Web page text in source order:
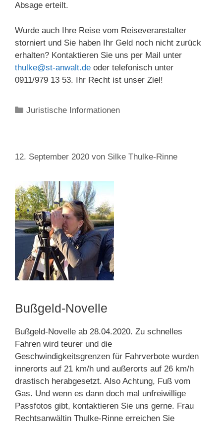
Absage erteilt.
Wurde auch Ihre Reise vom Reiseveranstalter
storniert und Sie haben Ihr Geld noch nicht zurück
erhalten? Kontaktieren Sie uns per Mail unter
thulke@st-anwalt.de oder telefonisch unter
0911/979 13 53. Ihr Recht ist unser Ziel!
Kategorien
Juristische Informationen
12. September 2020 von Silke Thulke-Rinne
Bußgeld-Novelle
Bußgeld-Novelle ab 28.04.2020. Zu schnelles
Fahren wird teurer und die
Geschwindigkeitsgrenzen für Fahrverbote wurden
innerorts auf 21 km/h und außerorts auf 26 km/h
drastisch herabgesetzt. Also Achtung, Fuß vom
Gas. Und wenn es dann doch mal unfreiwillige
Passfotos gibt, kontaktieren Sie uns gerne. Frau
Rechtsanwältin Thulke-Rinne erreichen Sie